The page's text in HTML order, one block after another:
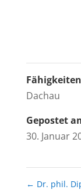
Fähigkeiten
Dachau
Gepostet
30. Januar
← Dr. phil.